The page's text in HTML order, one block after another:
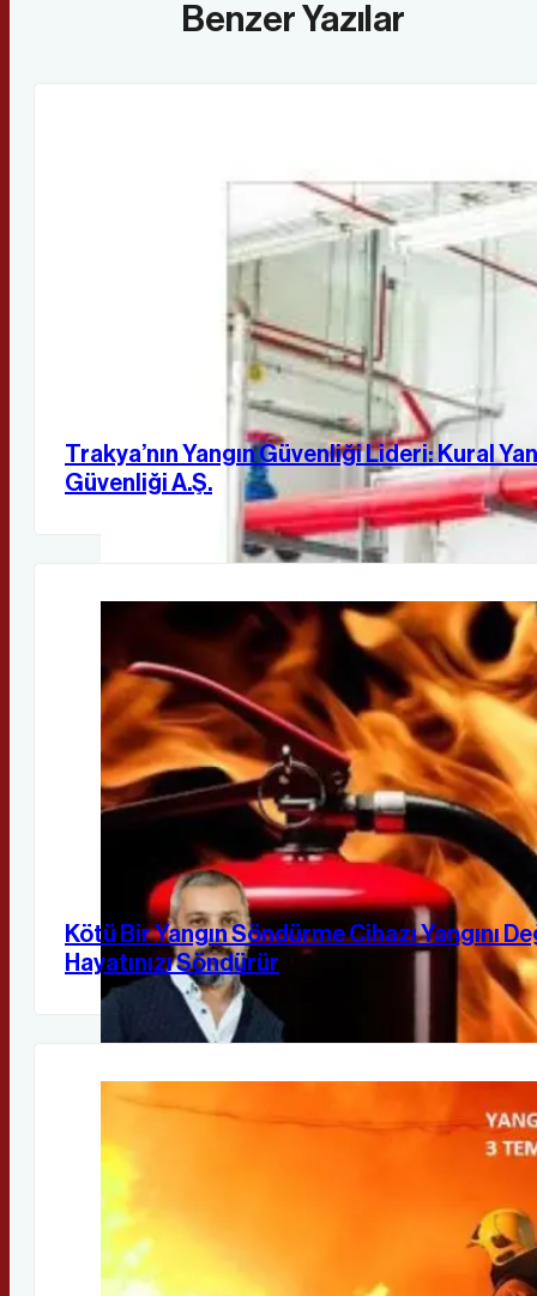
Benzer Yazılar
Trakya’nın Yangın Güvenliği Lideri: Kural
Güvenliği A.Ş.
Kötü Bir Yangın Söndürme Cihazı Yangını
Hayatınızı Söndürür